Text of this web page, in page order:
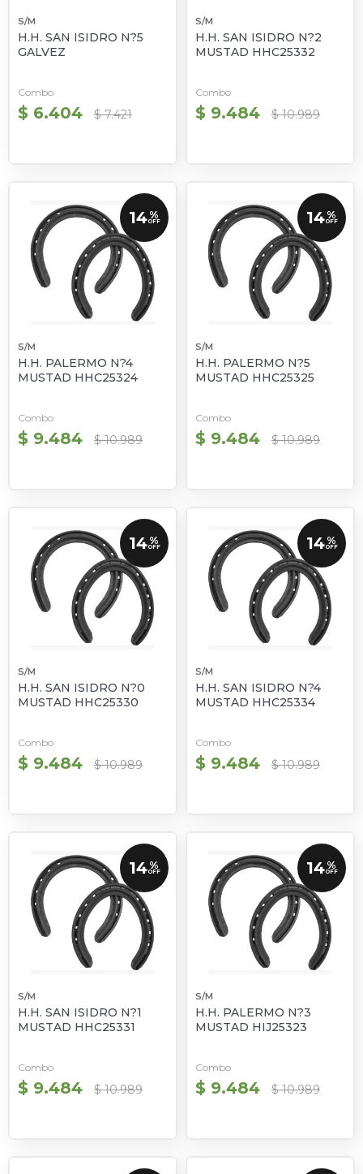
S/M
H.H. SAN ISIDRO N?5
GALVEZ
Combo
$ 6.404 $ 7.421
S/M
H.H. SAN ISIDRO N?2
MUSTAD HHC25332
Combo
$ 9.484 $ 10.989
14 %
OFF
S/M
H.H. PALERMO N?4
MUSTAD HHC25324
Combo
$ 9.484 $ 10.989
14 %
OFF
S/M
H.H. PALERMO N?5
MUSTAD HHC25325
Combo
$ 9.484 $ 10.989
14 %
OFF
S/M
H.H. SAN ISIDRO N?0
MUSTAD HHC25330
Combo
$ 9.484 $ 10.989
14 %
OFF
S/M
H.H. SAN ISIDRO N?4
MUSTAD HHC25334
Combo
$ 9.484 $ 10.989
14 %
OFF
S/M
H.H. SAN ISIDRO N?1
MUSTAD HHC25331
Combo
$ 9.484 $ 10.989
14 %
OFF
S/M
H.H. PALERMO N?3
MUSTAD HIJ25323
Combo
$ 9.484 $ 10.989